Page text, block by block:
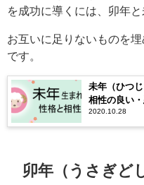
を成功に導くには、卯年と
お互いに足りないものを
です。
未年（ひつ
相性の良い
大日如来】
2020.10.28
卯年（うさぎど